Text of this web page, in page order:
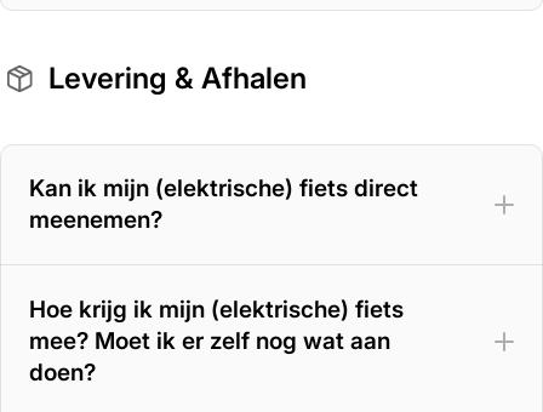
Levering & Afhalen
Kan ik mijn (elektrische) fiets direct
meenemen?
Hoe krijg ik mijn (elektrische) fiets
mee? Moet ik er zelf nog wat aan
doen?